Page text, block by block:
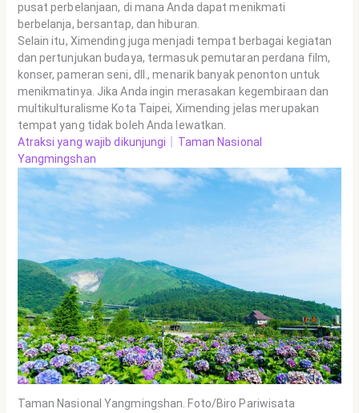
pusat perbelanjaan, di mana Anda dapat menikmati
berbelanja, bersantap, dan hiburan.
Selain itu, Ximending juga menjadi tempat berbagai kegiatan
dan pertunjukan budaya, termasuk pemutaran perdana film,
konser, pameran seni, dll., menarik banyak penonton untuk
menikmatinya. Jika Anda ingin merasakan kegembiraan dan
multikulturalisme Kota Taipei, Ximending jelas merupakan
tempat yang tidak boleh Anda lewatkan.
Atraksi yang wajib dikunjungi｜Taman Nasional
Yangmingshan
Taman Nasional Yangmingshan. Foto/Biro Pariwisata